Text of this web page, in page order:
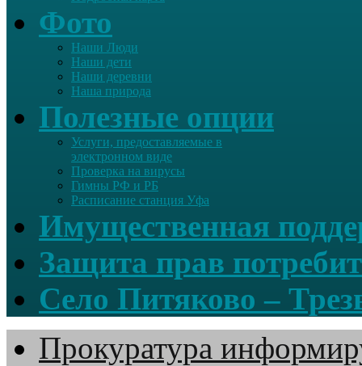
Фото
Наши Люди
Наши дети
Наши деревни
Наша природа
Полезные опции
Услуги, предоставляемые в
электронном виде
Проверка на вирусы
Гимны РФ и РБ
Расписание станция Уфа
Имущественная
Защита прав
Село Питяково –
Прокуратура